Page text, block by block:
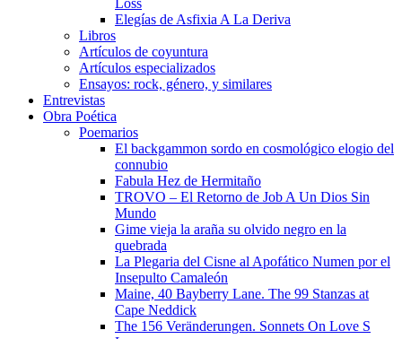
Elegías de Asfixia A La Deriva
Libros
Artículos de coyuntura
Artículos especializados
Ensayos: rock, género, y similares
Entrevistas
Obra Poética
Poemarios
El backgammon sordo en cosmológico elogio del
connubio
Fabula Hez de Hermitaño
TROVO – El Retorno de Job A Un Dios Sin
Mundo
Gime vieja la araña su olvido negro en la
quebrada
La Plegaria del Cisne al Apofático Numen por el
Insepulto Camaleón
Maine, 40 Bayberry Lane. The 99 Stanzas at
Cape Neddick
The 156 Veränderungen. Sonnets On Love S